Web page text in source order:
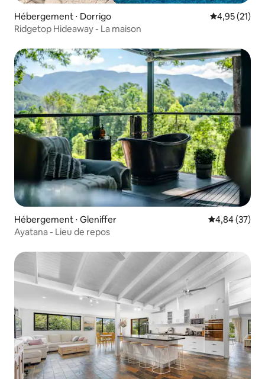
Hébergement ⋅ Dorrigo Évaluation
4,95 (21)
Ridgetop Hideaway - La maison
Hébergement ⋅ Gleniffer Évaluation
4,84 (37)
Ayatana - Lieu de repos